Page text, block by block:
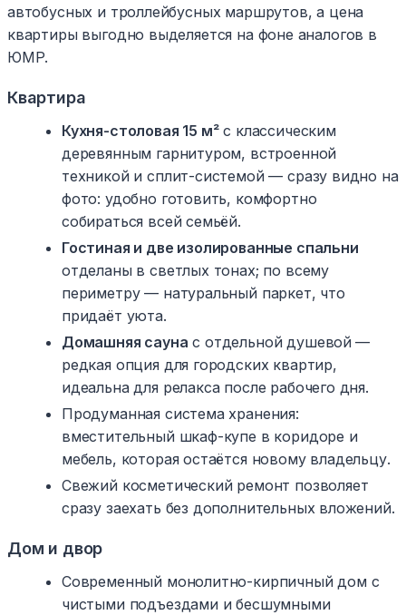
автобусных и троллейбусных маршрутов, а цена
квартиры выгодно выделяется на фоне аналогов в
ЮМР.
Квартира
Кухня-столовая 15 м²с классическим
деревянным гарнитуром, встроенной
техникой и сплит-системой — сразу видно на
фото: удобно готовить, комфортно
собираться всей семьёй.
Гостиная и две изолированные спальни
отделаны в светлых тонах; по всему
периметру — натуральный паркет, что
придаёт уюта.
Домашняя сауна с отдельной душевой —
редкая опция для городских квартир,
идеальна для релакса после рабочего дня.
Продуманная система хранения:
вместительный шкаф-купе в коридоре и
мебель, которая остаётся новому владельцу.
Свежий косметический ремонт позволяет
сразу заехать без дополнительных вложений.
Дом и двор
Современный монолитно-кирпичный дом с
чистыми подъездами и бесшумными